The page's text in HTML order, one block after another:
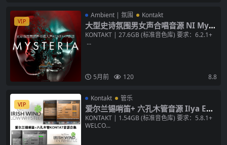
VIP
Ambient | 氛围 Kontakt
大型史诗氛围男女声合唱音源 NI Myst
eria v1.0.0 KONTAKT 音色库
KONTAKT | 27.6GB (标准音色库) 要求：6.2.1+
...
5月前 120 8.8
VIP
Kontakt 管乐
爱尔兰锡哨笛+ 六孔木管音源 Ilya Efi
mov Irish Whistle Tin and Low 音
色库
KONTAKT | 1.54GB (标准音色库) 要求：5.8.1+
WELCO...